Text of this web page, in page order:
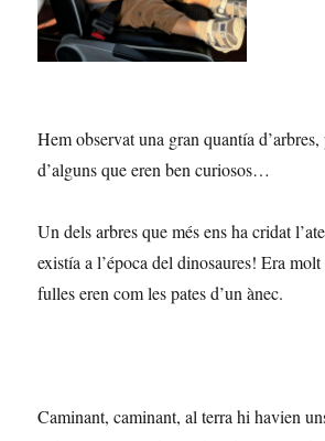
Hem observat una gran quantía
d’alguns que eren ben curiosos…
Un dels arbres que més ens ha cridat
existía a l’época del dinosaures! Era
fulles eren com les pates d’un ànec.
Caminant, caminant, al terra hi havien